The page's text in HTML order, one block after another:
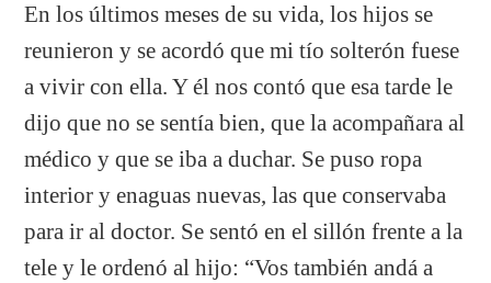
En los últimos meses de su vida, los hijos se
reunieron y se acordó que mi tío solterón fuese
a vivir con ella. Y él nos contó que esa tarde le
dijo que no se sentía bien, que la acompañara al
médico y que se iba a duchar. Se puso ropa
interior y enaguas nuevas, las que conservaba
para ir al doctor. Se sentó en el sillón frente a la
tele y le ordenó al hijo: “Vos también andá a